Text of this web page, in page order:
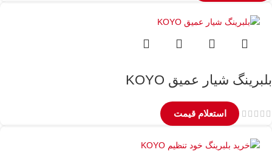
بلبرینگ شیار عمیق KOYO
استعلام قیمت